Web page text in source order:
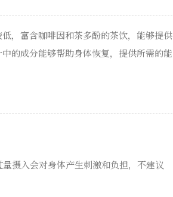
，富含咖啡因和茶多酚的茶饮，能够提供
的成分能够帮助身体恢复，提供所需的能
摄入会对身体产生刺激和负担，不建议